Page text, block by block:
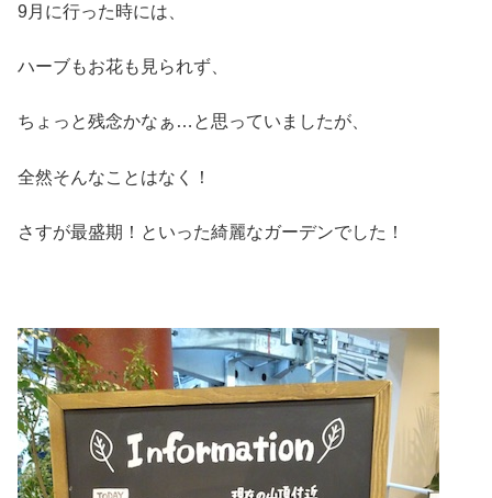
9月に行った時には、
ハーブもお花も見られず、
ちょっと残念かなぁ…と思っていましたが、
全然そんなことはなく！
さすが最盛期！といった綺麗なガーデンでした！